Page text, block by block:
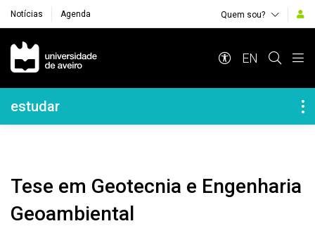
Notícias Agenda Quem sou?
Navegação Principal
EN
Navegação Lateral
estudar
Tese em Geotecnia e Engenharia
Geoambiental